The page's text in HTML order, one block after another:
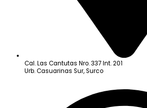
Cal. Las Cantutas Nro. 337 Int. 201
Urb. Casuarinas Sur, Surco